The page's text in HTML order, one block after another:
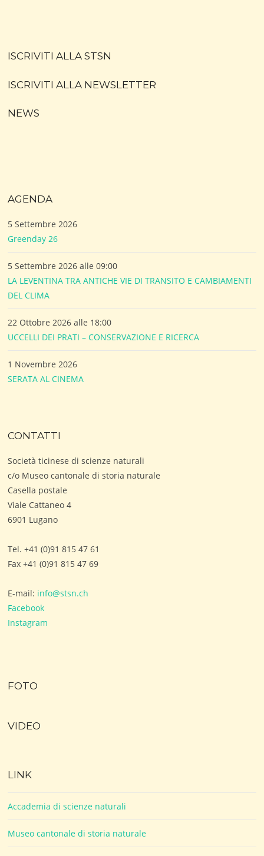
ISCRIVITI ALLA STSN
ISCRIVITI ALLA NEWSLETTER
NEWS
AGENDA
5 Settembre 2026
Greenday 26
5 Settembre 2026 alle 09:00
LA LEVENTINA TRA ANTICHE VIE DI TRANSITO E CAMBIAMENTI
DEL CLIMA
22 Ottobre 2026 alle 18:00
UCCELLI DEI PRATI – CONSERVAZIONE E RICERCA
1 Novembre 2026
SERATA AL CINEMA
CONTATTI
Società ticinese di scienze naturali
c/o Museo cantonale di storia naturale
Casella postale
Viale Cattaneo 4
6901 Lugano
Tel. +41 (0)91 815 47 61
Fax +41 (0)91 815 47 69
E-mail: info@stsn.ch
Facebook
Instagram
FOTO
VIDEO
LINK
Accademia di scienze naturali
Museo cantonale di storia naturale